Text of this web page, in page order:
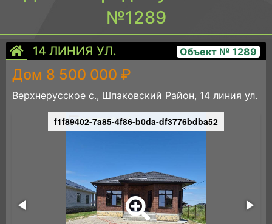
№1289
14 ЛИНИЯ УЛ. Объект № 1289
Дом 8 500 000 ₽
Верхнерусское с., Шпаковский Район, 14 линия ул.
f1f89402-7a85-4f86-b0da-df3776bdba52